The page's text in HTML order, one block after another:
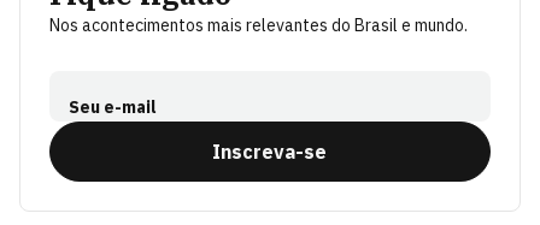
Nos acontecimentos mais relevantes do Brasil e mundo.
Seu e-mail
Inscreva-se